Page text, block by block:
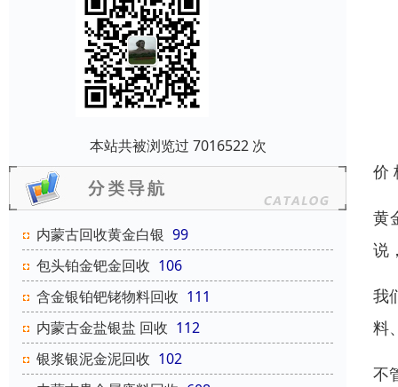
本站共被浏览过 7016522 次
内蒙古回收黄金白银 99
包头铂金钯金回收 106
含金银铂钯铑物料回收 111
内蒙古金盐银盐 回收 112
银浆银泥金泥回收 102
价
黄
说
我
料
不